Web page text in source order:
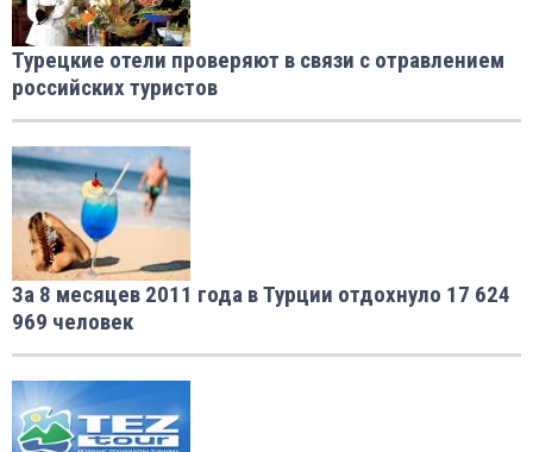
Турецкие отели проверяют в связи с отравлением
российских туристов
За 8 месяцев 2011 года в Турции отдохнуло 17 624
969 человек